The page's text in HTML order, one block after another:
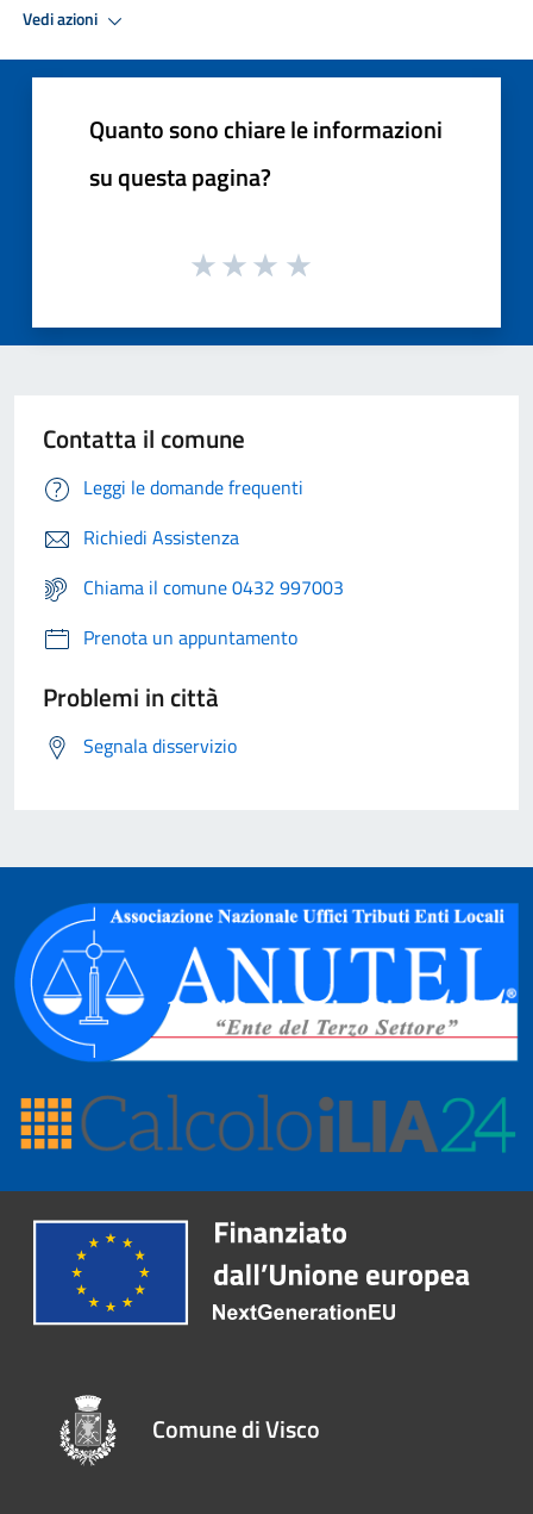
Vedi azioni
Quanto sono chiare le informazioni
su questa pagina?
Contatta il comune
Leggi le domande frequenti
Richiedi Assistenza
Chiama il comune 0432 997003
Prenota un appuntamento
Problemi in città
Segnala disservizio
Comune di Visco